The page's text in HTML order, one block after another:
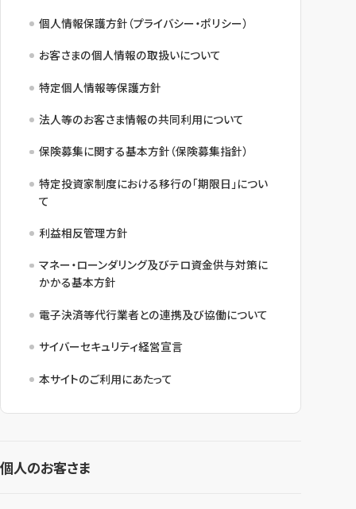
個人情報保護方針（プライバシー・ポリシー）
お客さまの個人情報の取扱いについて
特定個人情報等保護方針
法人等のお客さま情報の共同利用について
保険募集に関する基本方針（保険募集指針）
特定投資家制度における移行の「期限日」につい
て
利益相反管理方針
マネー・ローンダリング及びテロ資金供与対策に
かかる基本方針
電子決済等代行業者との連携及び協働について
サイバーセキュリティ経営宣言
本サイトのご利用にあたって
個人のお客さま